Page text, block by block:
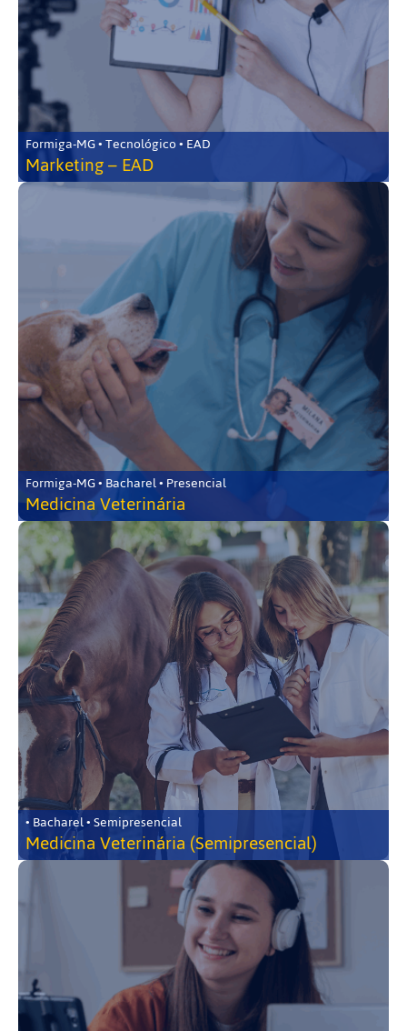
Formiga-MG • Tecnológico • EAD
Marketing – EAD
Formiga-MG • Bacharel • Presencial
Medicina Veterinária
• Bacharel • Semipresencial
Medicina Veterinária (Semipresencial)